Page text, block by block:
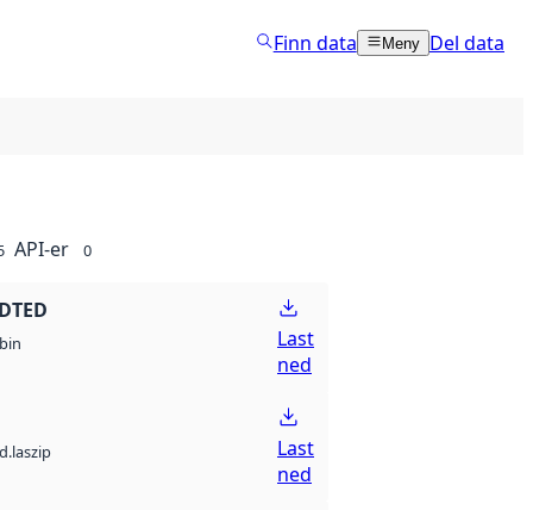
Finn data Meny Del data
API-er 0
bin
Last
ned
Last
ned